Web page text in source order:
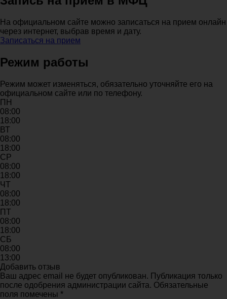
На официальном сайте можно записаться на прием онлайн
через интернет, выбрав время и дату.
Записаться на прием
Режим работы
Режим может изменяться, обязательно уточняйте его на
официальном сайте или по телефону.
ПН
08:00
18:00
ВТ
08:00
18:00
СР
08:00
18:00
ЧТ
08:00
18:00
ПТ
08:00
18:00
СБ
08:00
13:00
Добавить отзыв
Ваш адрес email не будет опубликован. Публикация только
после одобрения администрации сайта. Обязательные
поля помечены *